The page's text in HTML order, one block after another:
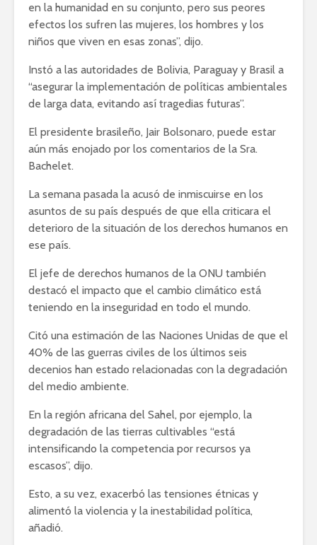
en la humanidad en su conjunto, pero sus peores
efectos los sufren las mujeres, los hombres y los
niños que viven en esas zonas”, dijo.
Instó a las autoridades de Bolivia, Paraguay y Brasil a
“asegurar la implementación de políticas ambientales
de larga data, evitando así tragedias futuras”.
El presidente brasileño, Jair Bolsonaro, puede estar
aún más enojado por los comentarios de la Sra.
Bachelet.
La semana pasada la acusó de inmiscuirse en los
asuntos de su país después de que ella criticara el
deterioro de la situación de los derechos humanos en
ese país.
El jefe de derechos humanos de la ONU también
destacó el impacto que el cambio climático está
teniendo en la inseguridad en todo el mundo.
Citó una estimación de las Naciones Unidas de que el
40% de las guerras civiles de los últimos seis
decenios han estado relacionadas con la degradación
del medio ambiente.
En la región africana del Sahel, por ejemplo, la
degradación de las tierras cultivables “está
intensificando la competencia por recursos ya
escasos”, dijo.
Esto, a su vez, exacerbó las tensiones étnicas y
alimentó la violencia y la inestabilidad política,
añadió.